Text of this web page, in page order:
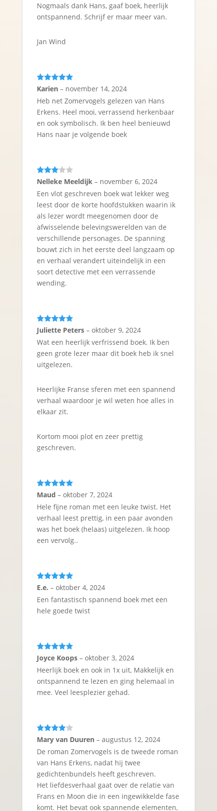
Nogmaals dank Hans, gaaf boek, heerlijk
ontspannend. Schrijf er maar meer van.
Jan Wind
Gewaardeerd
Karien – november 14, 2024
Heb net Zomervogels gelezen van Hans
Erkens. Heel mooi, verrassend herkenbaar
en ook symbolisch. Ik ben heel benieuwd
Hans naar je volgende boek
Gewaar
uit 5
Nelleke Meeldijk – november 6, 2024
Een vlot geschreven boek wat lekker weg
leest door de korte hoofdstukken waarin ik
als lezer wordt meegenomen door de
afwisselende belevingswerelden van de
verschillende personages. De spanning
bouwt zich in het eerste deel langzaam op
en verhaal verandert uiteindelijk in een
soort detective met een verrassende
wending.
Gewaardeerd
5
Juliette Peters – oktober 9, 2024
Wat een heerlijk verfrissend boek. Ik ben
geen grote lezer maar dit boek heb ik snel
uitgelezen.
Heerlijke Franse sferen met een spannend
verhaal waardoor je wil weten hoe alles in
elkaar zit.
Kortom mooi plot en zeer prettig
geschreven.
Gewaardeerd
Maud – oktober 7, 2024
Hele fijne roman met een leuke twist. Het
verhaal leest prettig, in een paar avonden
was het boek (helaas) uitgelezen. Ik hoop
een vervolg..
Gewaardeerd
E.e. – oktober 4, 2024
Een fantastisch spannend boek met een
hele goede twist
Gewaardeerd
5
uit 5
Joyce Koops – oktober 3, 2024
Heerlijk boek en ook in 1x uit, Makkelijk en
ontspannend te lezen en ging helemaal in
mee. Veel leesplezier gehad.
Gewaarde
4uit
5
Mary van Duuren – augustus 12, 2024
De roman Zomervogels is de tweede roman
van Hans Erkens, nadat hij twee
gedichtenbundels heeft geschreven.
Het liefdesverhaal gaat over de relatie van
Frans en Moon die in een ingewikkelde fase
komt. Het bevat ook spannende elementen,